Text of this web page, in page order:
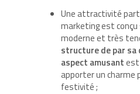
Une attractivité
marketing est
moderne et très
structure de par sa
aspect amusantest
apporter un charme
festivité ;